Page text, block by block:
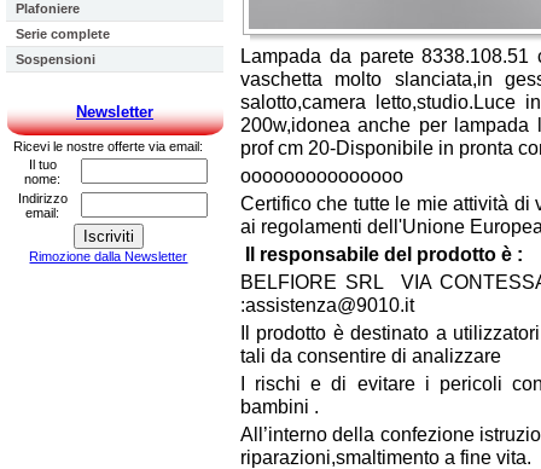
Plafoniere
Serie complete
Sospensioni
Newsletter
Ricevi le nostre offerte via email:
Il tuo
nome:
Indirizzo
email:
Rimozione dalla Newsletter
Lampada da parete
vaschetta molto slanciata,in
salotto,camera letto,studio.Luce
200w,idonea anche per
prof cm 20-Disponibile in pronta
ooooooooooooooo
Certifico che tutte le mie attività
ai regolamenti dell'Unione
Il responsabile del prodotto è :
BELFIORE SRL VIA
:assistenza@9010.it
Il prodotto è destinato a
tali da consentire di analizzare
I rischi e di evitare i pericoli
bambini .
All’interno della confezione
riparazioni,smaltimento a fine vita.